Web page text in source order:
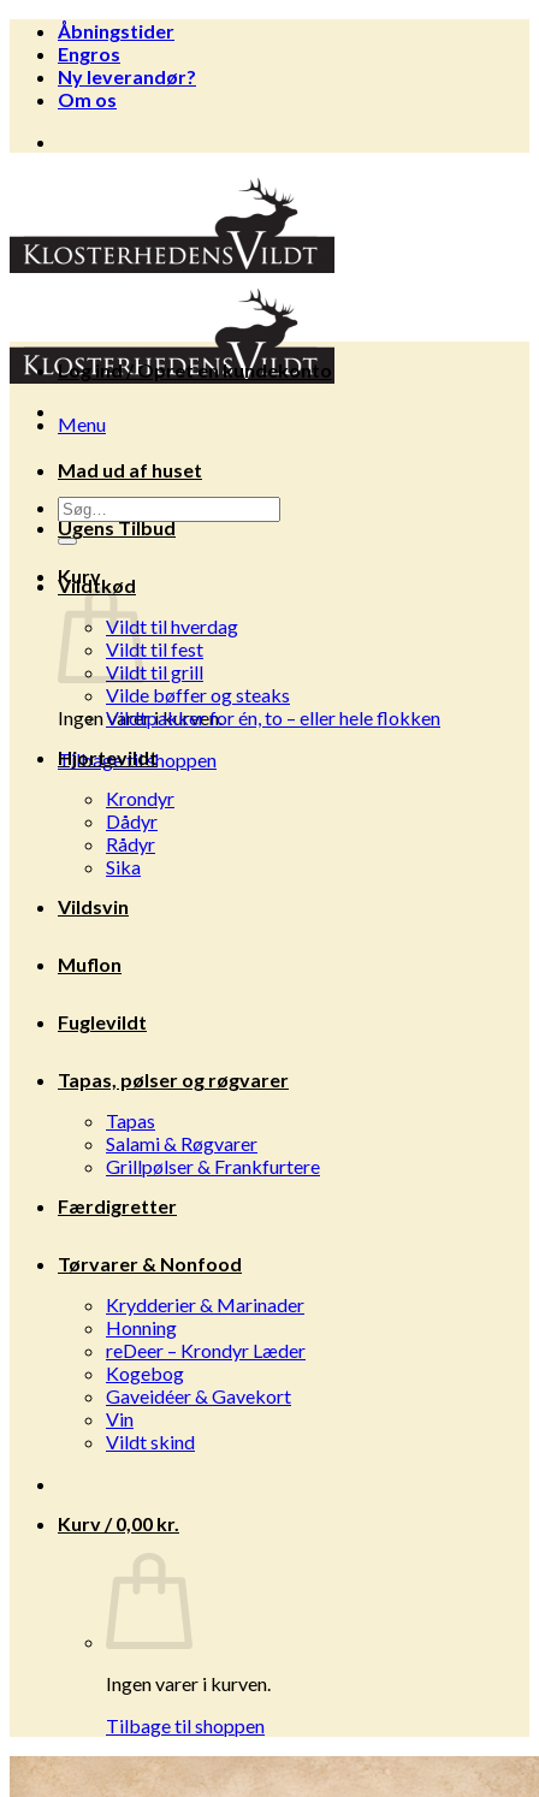
Fortsæt
indhold
Åbningstider
Engros
Ny leverandør?
Om os
Menu
Søg
efter:
Kurv
Ingen varer i kurven.
Tilbage til shoppen
Log ind / Opret en kundekonto
Mad ud af huset
Ugens Tilbud
Vildtkød
Vildt til hverdag
Vildt til fest
Vildt til grill
Vilde bøffer og steaks
Vildtpakker for én, to – eller hele flokken
Hjortevildt
Krondyr
Dådyr
Rådyr
Sika
Vildsvin
Muflon
Fuglevildt
Tapas, pølser og røgvarer
Tapas
Salami & Røgvarer
Grillpølser & Frankfurtere
Færdigretter
Tørvarer & Nonfood
Krydderier & Marinader
Honning
reDeer – Krondyr Læder
Kogebog
Gaveidéer & Gavekort
Vin
Vildt skind
Kurv /0,00 kr.
Ingen varer i kurven.
Tilbage til shoppen